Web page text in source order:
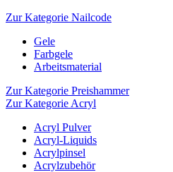
Zur Kategorie Nailcode
Gele
Farbgele
Arbeitsmaterial
Zur Kategorie Preishammer
Zur Kategorie Acryl
Acryl Pulver
Acryl-Liquids
Acrylpinsel
Acrylzubehör